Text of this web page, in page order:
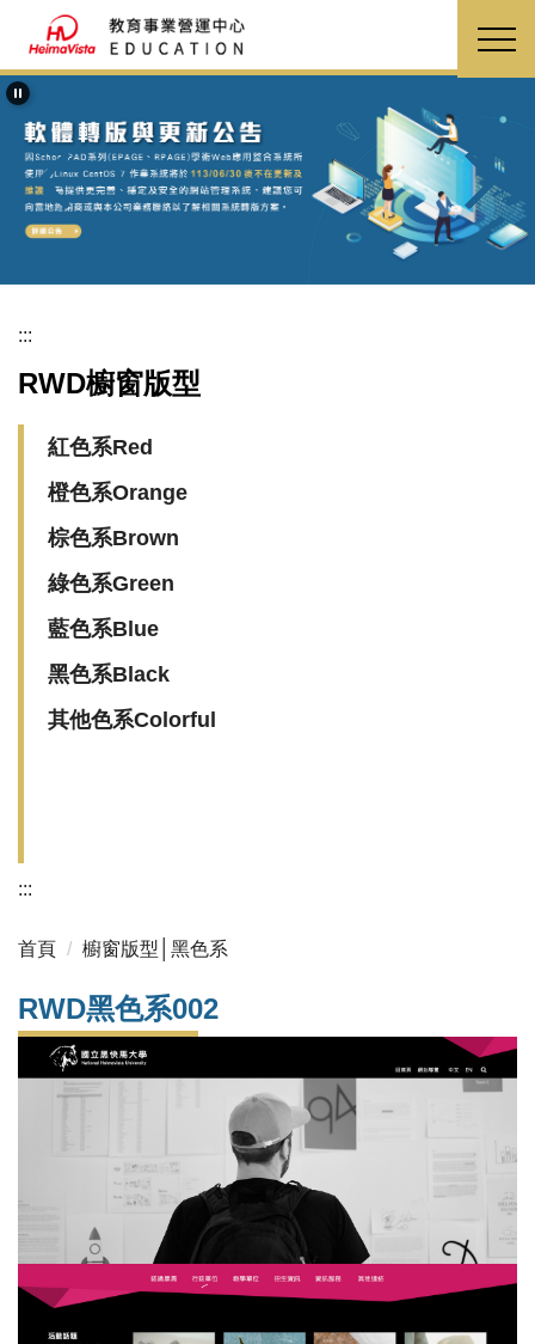
到
主
要
內
容
區
:::
RWD櫥窗版型
紅色系Red
橙色系Orange
棕色系Brown
綠色系Green
藍色系Blue
黑色系Black
其他色系Colorful
:::
首頁 櫥窗版型│黑色系
RWD黑色系002